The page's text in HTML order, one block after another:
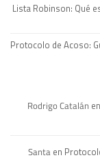
Lista Robinson: Qué
Protocolo de Acoso:
Rodrigo Catalán en
Santa en